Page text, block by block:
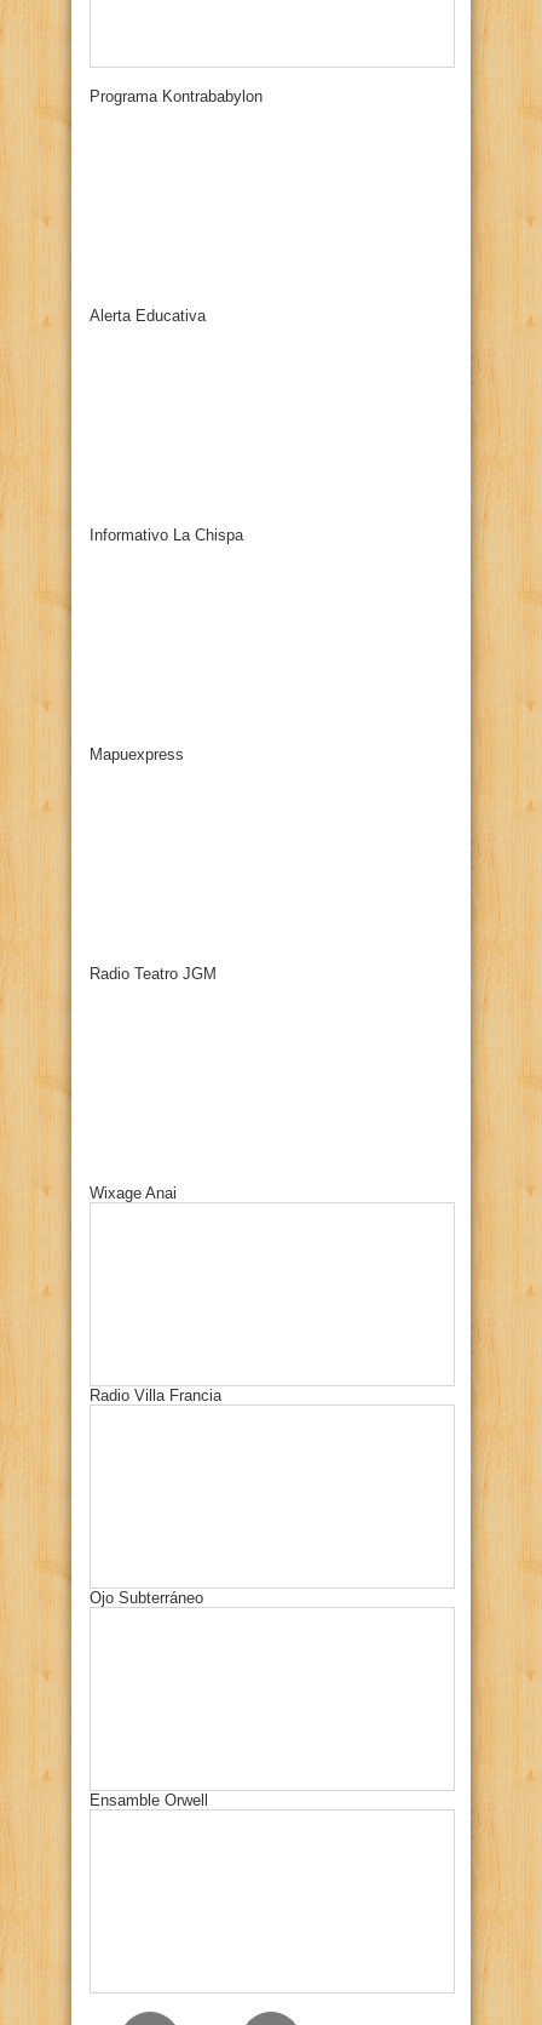
Programa Kontrababylon
Alerta Educativa
Informativo La Chispa
Mapuexpress
Radio Teatro JGM
Wixage Anai
Radio Villa Francia
Ojo Subterráneo
Ensamble Orwell